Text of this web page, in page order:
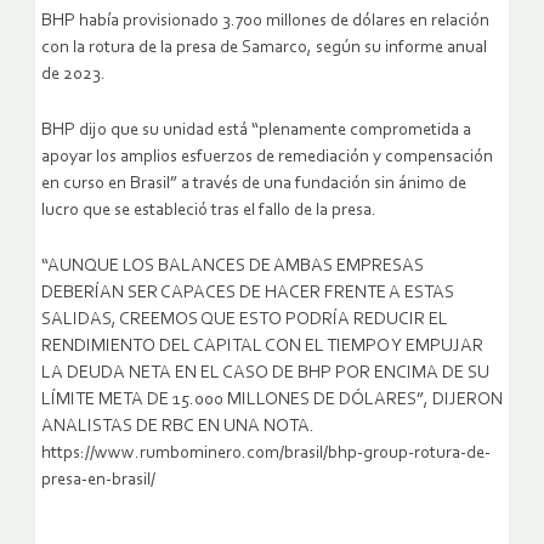
BHP había provisionado 3.700 millones de dólares en relación
con la rotura de la presa de Samarco, según su informe anual
de 2023.
BHP dijo que su unidad está “plenamente comprometida a
apoyar los amplios esfuerzos de remediación y compensación
en curso en Brasil” a través de una fundación sin ánimo de
lucro que se estableció tras el fallo de la presa.
“AUNQUE LOS BALANCES DE AMBAS EMPRESAS
DEBERÍAN SER CAPACES DE HACER FRENTE A ESTAS
SALIDAS, CREEMOS QUE ESTO PODRÍA REDUCIR EL
RENDIMIENTO DEL CAPITAL CON EL TIEMPO Y EMPUJAR
LA DEUDA NETA EN EL CASO DE BHP POR ENCIMA DE SU
LÍMITE META DE 15.000 MILLONES DE DÓLARES”, DIJERON
ANALISTAS DE RBC EN UNA NOTA.
https://www.rumbominero.com/brasil/bhp-group-rotura-de-
presa-en-brasil/